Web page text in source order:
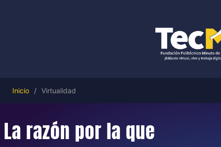
Inicio / Virtualidad
La razón por la que